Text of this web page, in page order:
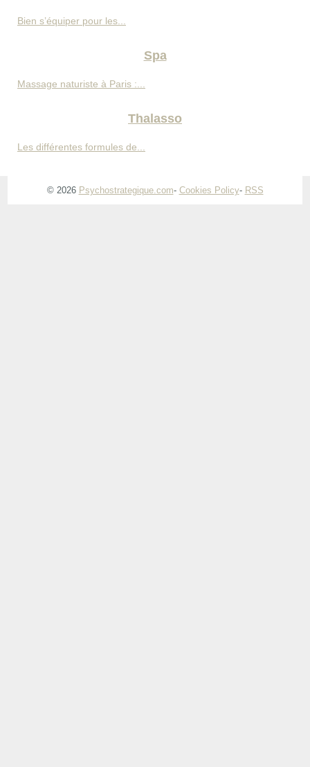
Bien s’équiper pour les...
Spa
Massage naturiste à Paris :...
Thalasso
Les différentes formules de...
© 2026 Psychostrategique.com- Cookies Policy- RSS